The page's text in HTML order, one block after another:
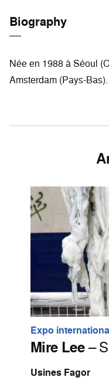
Biography
Née en 1988 à Séoul
Amsterdam (Pays-Bas).
Expo
Mire Lee–
Usines Fagor